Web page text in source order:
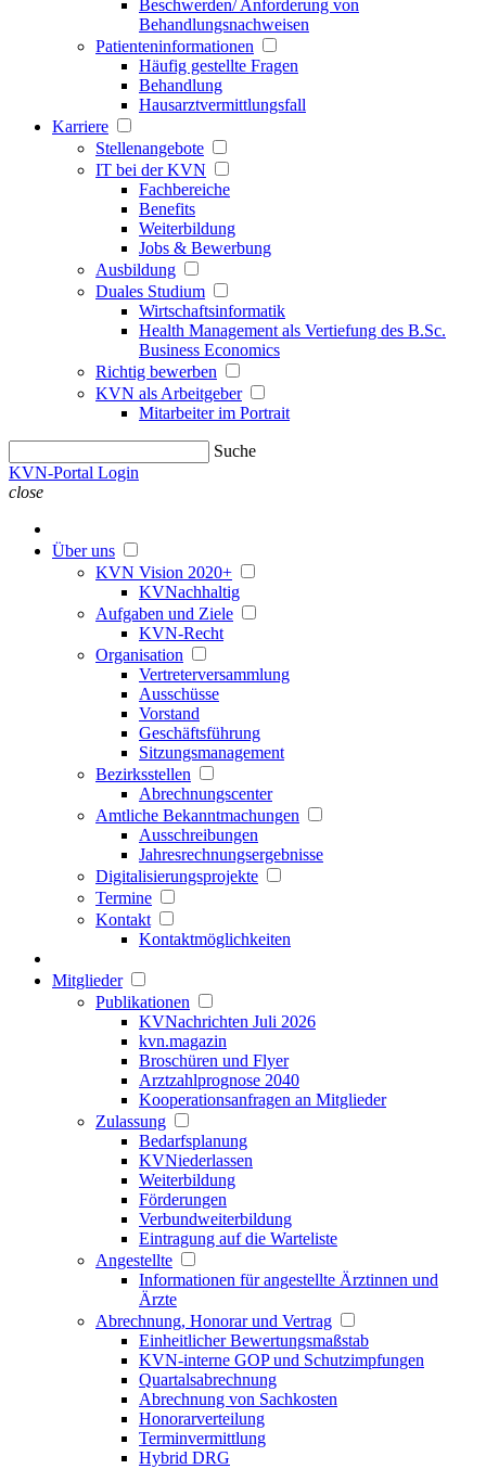
Beschwerden/ Anforderung von
Behandlungsnachweisen
Patienteninformationen
Häufig gestellte Fragen
Behandlung
Hausarztvermittlungsfall
Karriere
Stellenangebote
IT bei der KVN
Fachbereiche
Benefits
Weiterbildung
Jobs & Bewerbung
Ausbildung
Duales Studium
Wirtschaftsinformatik
Health Management als Vertiefung des B.Sc.
Business Economics
Richtig bewerben
KVN als Arbeitgeber
Mitarbeiter im Portrait
Suche
KVN-Portal Login
close
Über uns
KVN Vision 2020+
KVNachhaltig
Aufgaben und Ziele
KVN-Recht
Organisation
Vertreterversammlung
Ausschüsse
Vorstand
Geschäftsführung
Sitzungsmanagement
Bezirksstellen
Abrechnungscenter
Amtliche Bekanntmachungen
Ausschreibungen
Jahresrechnungsergebnisse
Digitalisierungsprojekte
Termine
Kontakt
Kontaktmöglichkeiten
Mitglieder
Publikationen
KVNachrichten Juli 2026
kvn.magazin
Broschüren und Flyer
Arztzahlprognose 2040
Kooperationsanfragen an Mitglieder
Zulassung
Bedarfsplanung
KVNiederlassen
Weiterbildung
Förderungen
Verbundweiterbildung
Eintragung auf die Warteliste
Angestellte
Informationen für angestellte Ärztinnen und
Ärzte
Abrechnung, Honorar und Vertrag
Einheitlicher Bewertungsmaßstab
KVN-interne GOP und Schutzimpfungen
Quartalsabrechnung
Abrechnung von Sachkosten
Honorarverteilung
Terminvermittlung
Hybrid DRG